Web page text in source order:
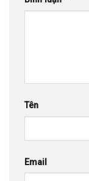
Tên
Email